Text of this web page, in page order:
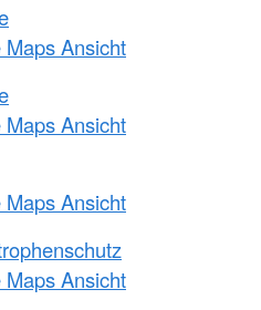
Ansicht
Ansicht
Ansicht
Ansicht